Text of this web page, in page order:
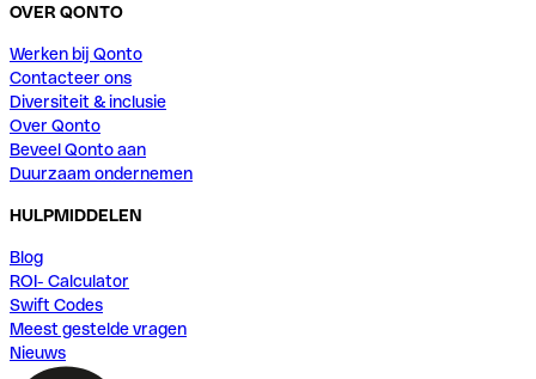
OVER QONTO
Werken bij Qonto
Contacteer ons
Diversiteit & inclusie
Over Qonto
Beveel Qonto aan
Duurzaam ondernemen
HULPMIDDELEN
Blog
ROI- Calculator
Swift Codes
Meest gestelde vragen
Nieuws